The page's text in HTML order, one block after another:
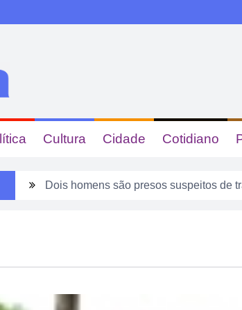
Cultura Cidade Cotidiano
Dois homens são presos suspeitos de
Rio Verde 178 anos: a cidade que